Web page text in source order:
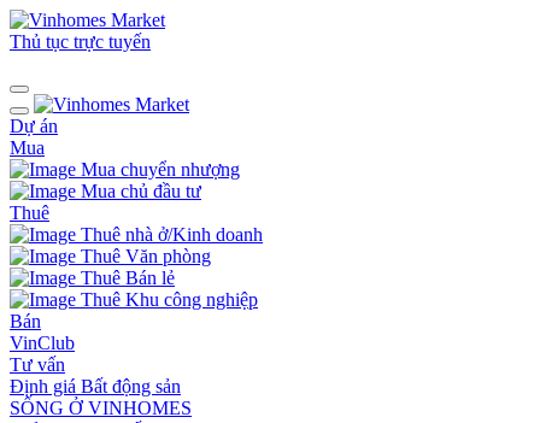
Thủ tục trực tuyến
Dự án
Mua
Mua chuyển nhượng
Mua chủ đầu tư
Thuê
Thuê nhà ở/Kinh doanh
Thuê Văn phòng
Thuê Bán lẻ
Thuê Khu công nghiệp
Bán
VinClub
Tư vấn
Định giá Bất động sản
SỐNG Ở VINHOMES